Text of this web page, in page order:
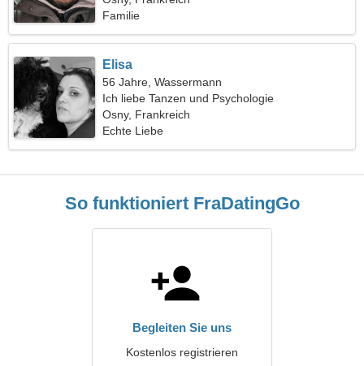
Familie
Elisa
56 Jahre, Wassermann
Ich liebe Tanzen und Psychologie
Osny, Frankreich
Echte Liebe
So funktioniert FraDatingGo
Begleiten Sie uns
Kostenlos registrieren